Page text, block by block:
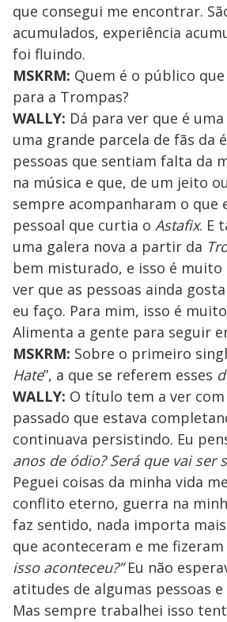
que consegui me encontrar.
acumulados, experiência
foi fluindo.
MSKRM: Quem é o público
para a Trompas?
WALLY: Dá para ver que é
uma grande parcela de fãs da
pessoas que sentiam falta da
na música e que, de um jeito
sempre acompanharam o que
pessoal que curtia o Astafix. E
uma galera nova a partir da
bem misturado, e isso é muito
ver que as pessoas ainda
eu faço. Para mim, isso é
Alimenta a gente para seguir
MSKRM: Sobre o primeiro
Hate”, a que se referem esses
WALLY: O título tem a ver
passado que estava
continuava persistindo. Eu
anos de ódio? Será que vai ser
Peguei coisas da minha vida
conflito eterno, guerra na
faz sentido, nada importa
que aconteceram e me
isso aconteceu?”Eu não
atitudes de algumas pessoas e
Mas sempre trabalhei isso